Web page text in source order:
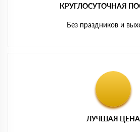
КРУГЛОСУТОЧНАЯ
Без праздников и
ЛУЧШАЯ ЦЕНА